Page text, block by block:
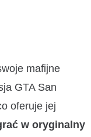
mafijne
GTA San
oferuje jej
w oryginalny